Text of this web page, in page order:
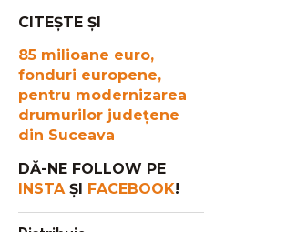
CITEȘTE ȘI
85 milioane euro,
fonduri europene,
pentru modernizarea
drumurilor județene
din Suceava
DĂ-NE FOLLOW PE
INSTA ȘI FACEBOOK!